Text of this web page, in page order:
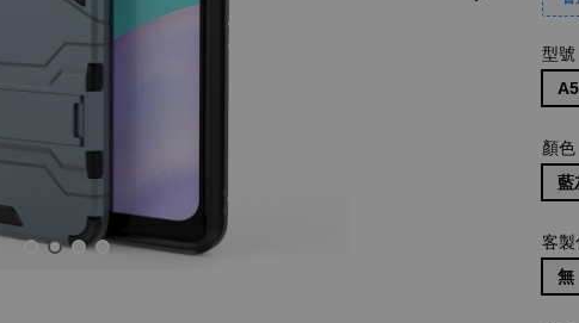
型號
顏色
藍
客製
無